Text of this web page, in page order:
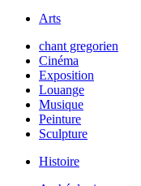
Arts
chant gregorien
Cinéma
Exposition
Louange
Musique
Peinture
Sculpture
Histoire